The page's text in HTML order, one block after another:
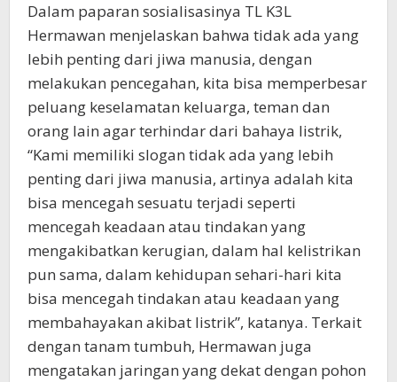
Dalam paparan sosialisasinya TL K3L
Hermawan menjelaskan bahwa tidak ada yang
lebih penting dari jiwa manusia, dengan
melakukan pencegahan, kita bisa memperbesar
peluang keselamatan keluarga, teman dan
orang lain agar terhindar dari bahaya listrik,
“Kami memiliki slogan tidak ada yang lebih
penting dari jiwa manusia, artinya adalah kita
bisa mencegah sesuatu terjadi seperti
mencegah keadaan atau tindakan yang
mengakibatkan kerugian, dalam hal kelistrikan
pun sama, dalam kehidupan sehari-hari kita
bisa mencegah tindakan atau keadaan yang
membahayakan akibat listrik”, katanya. Terkait
dengan tanam tumbuh, Hermawan juga
mengatakan jaringan yang dekat dengan pohon